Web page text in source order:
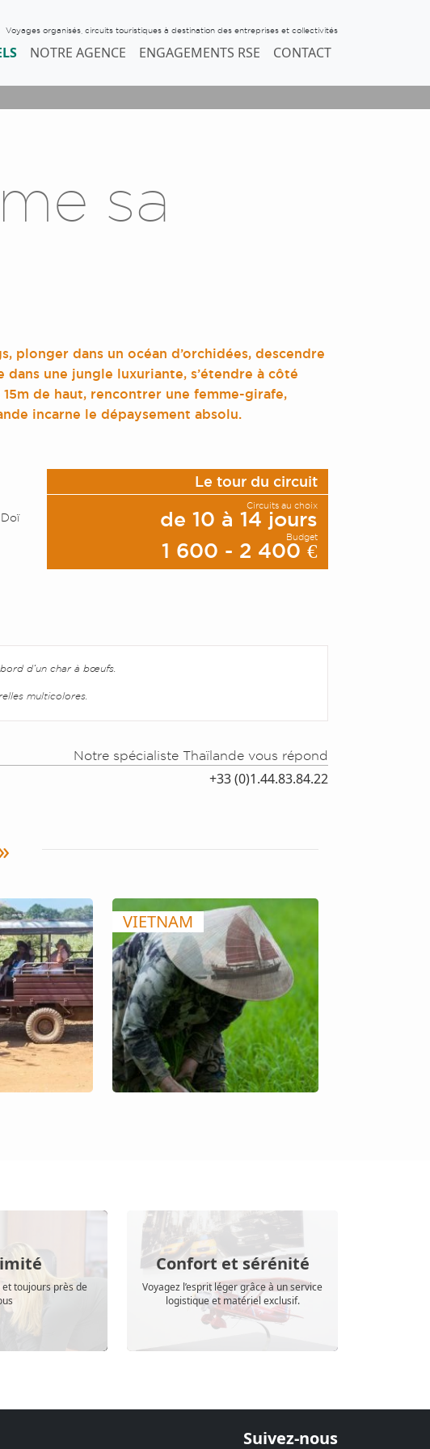
Voyages organisés, circuits touristiques à destination des entreprises et collectivités
NOTRE AGENCE ENGAGEMENTS RSE CONTACT
sa
plonger dans un océan d’orchidées, descendre
une jungle luxuriante, s’étendre à côté
de haut, rencontrer une femme-girafe,
incarne le dépaysement absolu.
Le tour du circuit
Circuits au choix
de 10 à 14 jours
Budget
1 600 - 2 400 €
d’un char à bœufs.
multicolores.
Notre spécialiste Thaïlande vous répond
+33 (0)1.44.83.84.22
VIETNAM
toujours près de
Confort et sérénité
Voyagez l’esprit léger grâce à un service
logistique et matériel exclusif.
Suivez-nous